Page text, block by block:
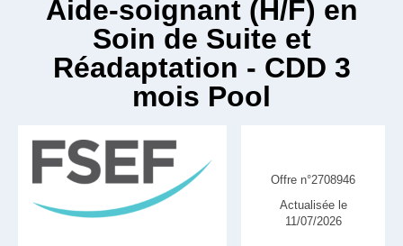
Aide-soignant (H/F) en
Soin de Suite et
Réadaptation - CDD 3
mois Pool
Offre n°2708946
Actualisée le
11/07/2026